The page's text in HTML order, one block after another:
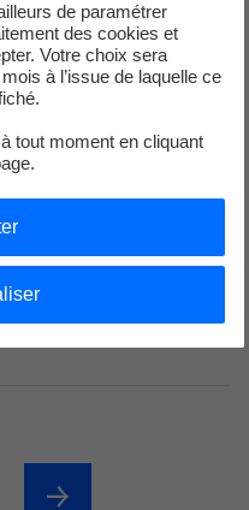
AFFAIRES /
JUILLET 2026)
de paramétrer
des cookies et
Votre choix sera
à l’issue de laquelle ce
tout moment en cliquant